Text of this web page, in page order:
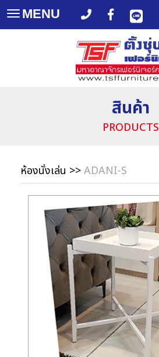
Toggle
navigation
MENU
สินค้า
PRODUCTS
ห้องนั่งเล่น >>ADANI-S